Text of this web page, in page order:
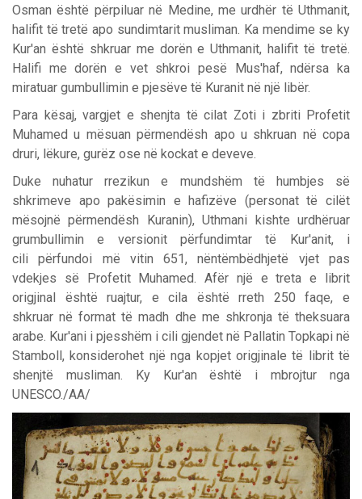
Osman është përpiluar në Medine, me urdhër të Uthmanit,
halifit të tretë apo sundimtarit musliman. Ka mendime se ky
Kur'an është shkruar me dorën e Uthmanit, halifit të tretë.
Halifi me dorën e vet shkroi pesë Mus'haf, ndërsa ka
miratuar gumbullimin e pjesëve të Kuranit në një libër.
Para kësaj, vargjet e shenjta të cilat Zoti i zbriti Profetit
Muhamed u mësuan përmendësh apo u shkruan në copa
druri, lëkure, gurëz ose në kockat e deveve.
Duke nuhatur rrezikun e mundshëm të humbjes së
shkrimeve apo pakësimin e hafizëve (personat të cilët
mësojnë përmendësh Kuranin), Uthmani kishte urdhëruar
grumbullimin e versionit përfundimtar të Kur'anit, i
cili përfundoi më vitin 651, nëntëmbëdhjetë vjet pas
vdekjes së Profetit Muhamed. Afër një e treta e librit
origjinal është ruajtur, e cila është rreth 250 faqe, e
shkruar në format të madh dhe me shkronja të theksuara
arabe. Kur'ani i pjesshëm i cili gjendet në Pallatin Topkapi në
Stamboll, konsiderohet një nga kopjet origjinale të librit të
shenjtë musliman. Ky Kur'an është i mbrojtur nga
UNESCO./AA/